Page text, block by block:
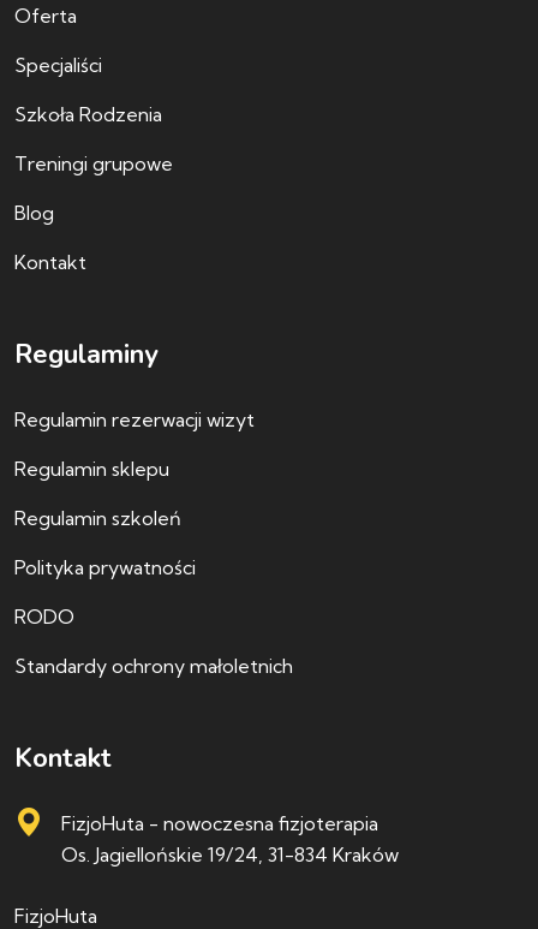
Oferta
Specjaliści
Szkoła Rodzenia
Treningi grupowe
Blog
Kontakt
Regulaminy
Regulamin rezerwacji wizyt
Regulamin sklepu
Regulamin szkoleń
Polityka prywatności
RODO
Standardy ochrony małoletnich
Kontakt
FizjoHuta - nowoczesna fizjoterapia
Os. Jagiellońskie 19/24, 31-834 Kraków
FizjoHuta